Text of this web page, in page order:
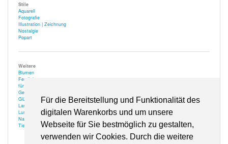
Für die Bereitstellung und Funktionalität des
digitalen Warenkorbs und um unsere
Webseite für Sie bestmöglich zu gestalten,
verwenden wir Cookies. Durch die weitere
Stile
Aquarell
Fotografie
Illustration | Zeichnung
Nostalgie
Popart
Weitere
Blumen
Festlich
für Optiker
Gehör
Glücksbringer
Landschaft
Lustiges
Natur
Tiere